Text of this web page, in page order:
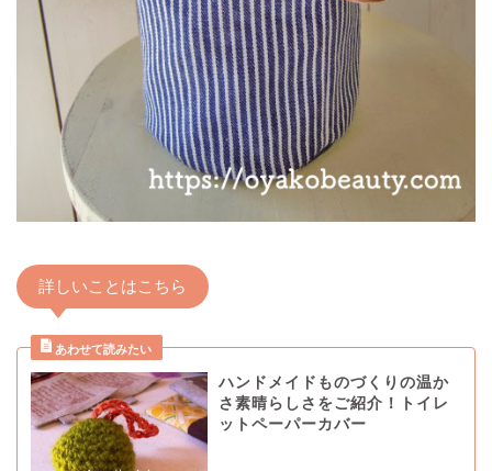
詳しいことはこちら
ハンドメイドものづくりの温か
さ素晴らしさをご紹介！トイレ
ットペーパーカバー